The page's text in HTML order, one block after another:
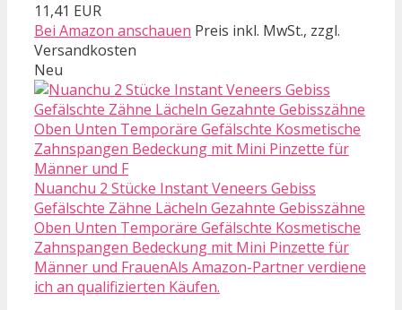
11,41 EUR
Bei Amazon anschauen Preis inkl. MwSt., zzgl.
Versandkosten
Neu
Nuanchu 2 Stücke Instant Veneers Gebiss
Gefälschte Zähne Lächeln Gezahnte Gebisszähne
Oben Unten Temporäre Gefälschte Kosmetische
Zahnspangen Bedeckung mit Mini Pinzette für
Männer und FrauenAls Amazon-Partner verdiene
ich an qualifizierten Käufen.